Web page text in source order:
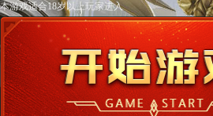
本游戏适合18岁以上玩家进入